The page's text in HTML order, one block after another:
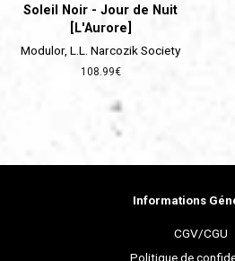
Soleil Noir - Jour de Nuit
[L'Aurore]
Modulor, L.L. Narcozik Society
Prix
108.99€
Informations
CGV/CGU
Politique de